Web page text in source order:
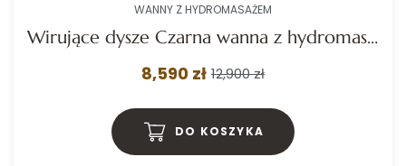
WANNY Z HYDROMASAŻEM
Wirujące dysze Czarna wanna z hydromasażem EB-7066 B prostokątna 180cmx120cmx59cm Wodospad LED x 2+Ambiente z podgrzewaczem+pilot
8,590 zł 12,900 zł
DO KOSZYKA